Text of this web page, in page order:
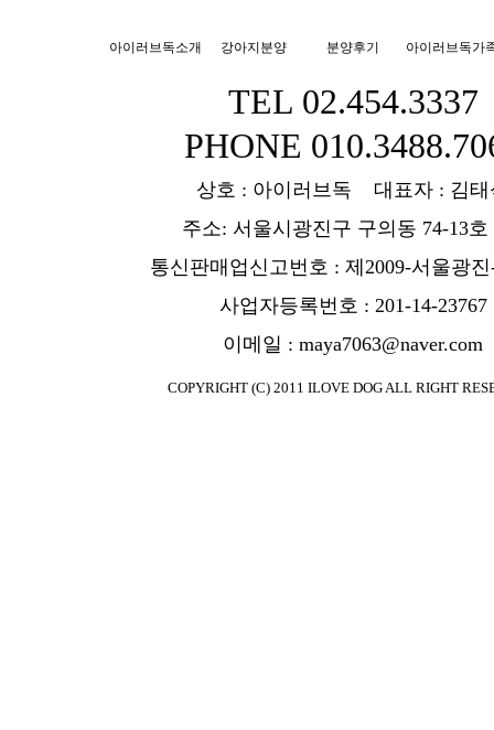
아이러브독소개 강아지분양 분양후기 아이러브독가
TEL 02.454.3337
PHONE
상호 : 아이러브독 대표자 : 김태
주소: 서울시광진구 구의동 74-13호
통신판매업신고번호 : 제2009-서울광진
사업자등록번호 : 201-14-23767
이메일 : maya7063@naver.com
COPYRIGHT (C) 2011 ILOVE DOG ALL RIGHT